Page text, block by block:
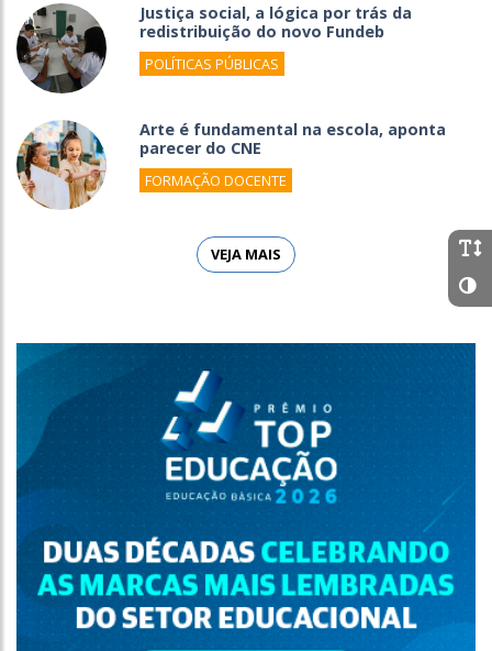
Justiça social, a lógica por trás da
redistribuição do novo Fundeb
POLÍTICAS PÚBLICAS
Arte é fundamental na escola, aponta
parecer do CNE
FORMAÇÃO DOCENTE
VEJA MAIS